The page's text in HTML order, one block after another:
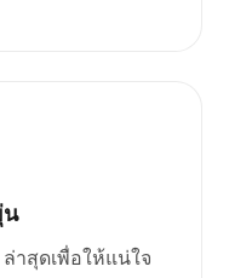
น
ล่าสุดเพื่อให้แน่ใจ